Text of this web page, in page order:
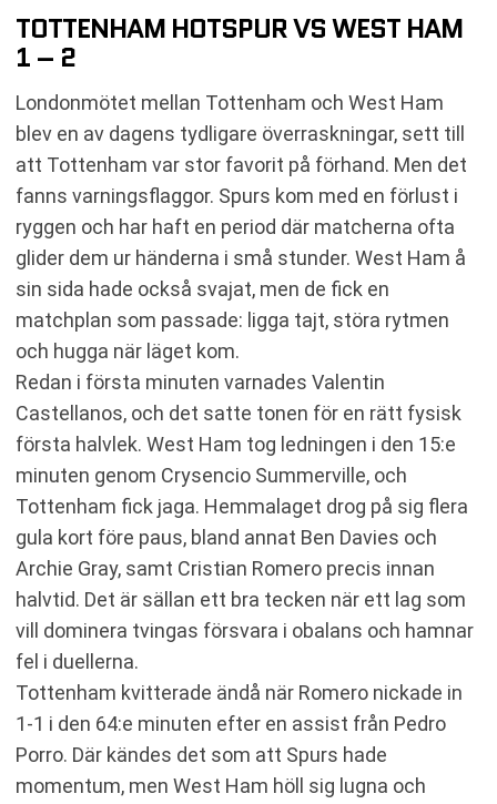
TOTTENHAM HOTSPUR VS WEST HAM
1 – 2
Londonmötet mellan Tottenham och West Ham
blev en av dagens tydligare överraskningar, sett till
att Tottenham var stor favorit på förhand. Men det
fanns varningsflaggor. Spurs kom med en förlust i
ryggen och har haft en period där matcherna ofta
glider dem ur händerna i små stunder. West Ham å
sin sida hade också svajat, men de fick en
matchplan som passade: ligga tajt, störa rytmen
och hugga när läget kom.
Redan i första minuten varnades Valentin
Castellanos, och det satte tonen för en rätt fysisk
första halvlek. West Ham tog ledningen i den 15:e
minuten genom Crysencio Summerville, och
Tottenham fick jaga. Hemmalaget drog på sig flera
gula kort före paus, bland annat Ben Davies och
Archie Gray, samt Cristian Romero precis innan
halvtid. Det är sällan ett bra tecken när ett lag som
vill dominera tvingas försvara i obalans och hamnar
fel i duellerna.
Tottenham kvitterade ändå när Romero nickade in
1-1 i den 64:e minuten efter en assist från Pedro
Porro. Där kändes det som att Spurs hade
momentum, men West Ham höll sig lugna och